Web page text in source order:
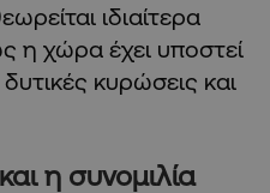
ιδιαίτερα
η χώρα έχει υποστεί
κυρώσεις και
η συνομιλία